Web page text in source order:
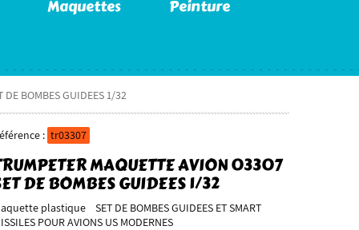
Maquettes Peinture
BOMBES GUIDEES 1/32
: tr03307
MAQUETTE AVION 03307
DE BOMBES GUIDEES 1/32
plastique SET DE BOMBES GUIDEES ET SMART
POUR AVIONS US MODERNES